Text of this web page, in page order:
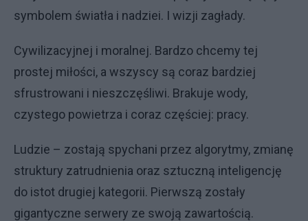
symbolem światła i nadziei. I wizji zagłady.
Cywilizacyjnej i moralnej. Bardzo chcemy tej
prostej miłości, a wszyscy są coraz bardziej
sfrustrowani i nieszczęśliwi. Brakuje wody,
czystego powietrza i coraz częściej: pracy.
Ludzie – zostają spychani przez algorytmy, zmianę
struktury zatrudnienia oraz sztuczną inteligencję
do istot drugiej kategorii. Pierwszą zostały
gigantyczne serwery ze swoją zawartością.